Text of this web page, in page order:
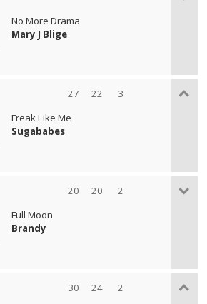
No More Drama
Mary J Blige
27 22 3
Freak Like Me
Sugababes
20 20 2
Full Moon
Brandy
30 24 2